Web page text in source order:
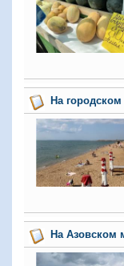
На
На Азовском